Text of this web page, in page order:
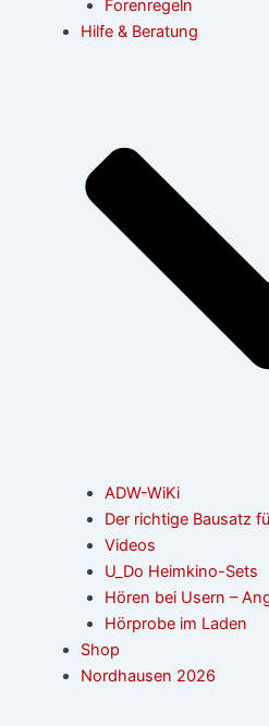
Forenregeln
Hilfe & Beratung
ADW-WiKi
Der richtige Bausatz
Videos
U_Do Heimkino-Sets
Hören bei Usern –
Hörprobe im Laden
Shop
Nordhausen 2026